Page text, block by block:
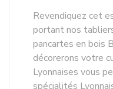
Revendiquez cet
portant nos
pancartes en bois
décorerons votre
Lyonnaises vous
spécialités